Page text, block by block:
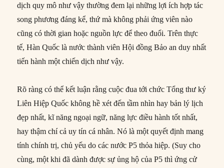
dịch quy mô như vậy thường đem lại những lợi ích hợp tác
song phương đáng kể, thứ mà không phải ứng viên nào
cũng có thời gian hoặc nguồn lực để theo đuổi. Trên thực
tế, Hàn Quốc là nước thành viên Hội đồng Bảo an duy nhất
tiến hành một chiến dịch như vậy.
Rõ ràng có thể kết luận rằng cuộc đua tới chức Tổng thư ký
Liên Hiệp Quốc không hề xét đến tầm nhìn hay bản lý lịch
đẹp nhất, kĩ năng ngoại ngữ, năng lực điều hành tốt nhất,
hay thậm chí cả uy tín cá nhân. Nó là một quyết định mang
tính chính trị, chủ yếu do các nước P5 thỏa hiệp. (Suy cho
cùng, một khi đã dành được sự ủng hộ của P5 thì ứng cử